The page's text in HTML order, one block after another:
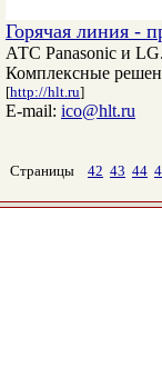
Горячая линия -
АТС Panasonic и
Комплексные
[http://hlt.ru]
E-mail: ico@hlt.ru
Страницы 42 43 44